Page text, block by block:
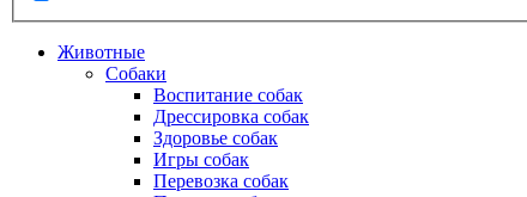
Животные
Собаки
Воспитание собак
Дрессировка собак
Здоровье собак
Игры собак
Перевозка собак